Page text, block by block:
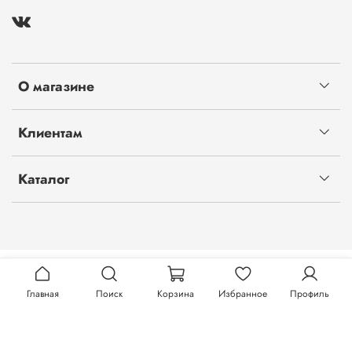
О магазине
Клиентам
Каталог
Главная Поиск Корзина Избранное Профиль